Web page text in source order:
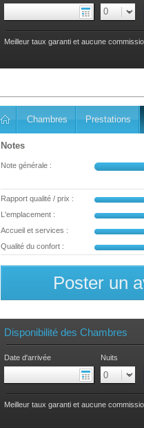
Meilleur taux garanti et aucune
Chambres Prestations
Notes
Note générale :
Rapport qualité / prix :
L'emplacement :
Accueil et services :
Qualité du confort :
Poster un
Disponibilité des Chambres
Date d'arrivée Nuits
Meilleur taux garanti et aucune